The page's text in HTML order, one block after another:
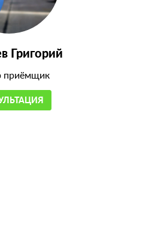
Григорий
приёмщик